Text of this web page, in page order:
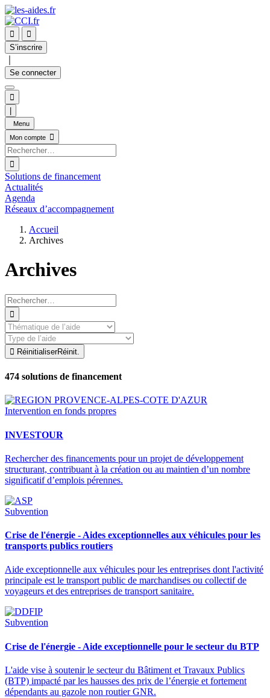


S’inscrire
Se connecter

Menu
Mon compte


Solutions de financement
Actualités
Agenda
Réseaux d’accompagnement
Accueil
Archives
Archives

 RéinitialiserRéinit.
474 solutions de financement
Intervention en fonds propres
INVESTOUR
Rechercher des financements pour un projet de développement
structurant, contribuant à la création ou au maintien d’un nombre
significatif d’emplois pérennes.
Subvention
Crise de l'énergie - Aides exceptionnelles aux véhicules pour les
transports publics routiers
Aide exceptionnelle aux véhicules pour les entreprises dont l'activité
principale est le transport public de marchandises ou collectif de
voyageurs et des entreprises de transport sanitaire.
Subvention
Crise de l'énergie - Aide exceptionnelle pour le secteur du BTP
L'aide vise à soutenir le secteur du Bâtiment et Travaux Publics
(BTP) impacté par les hausses des prix de l’énergie et fortement
dépendants au gazole non routier GNR.